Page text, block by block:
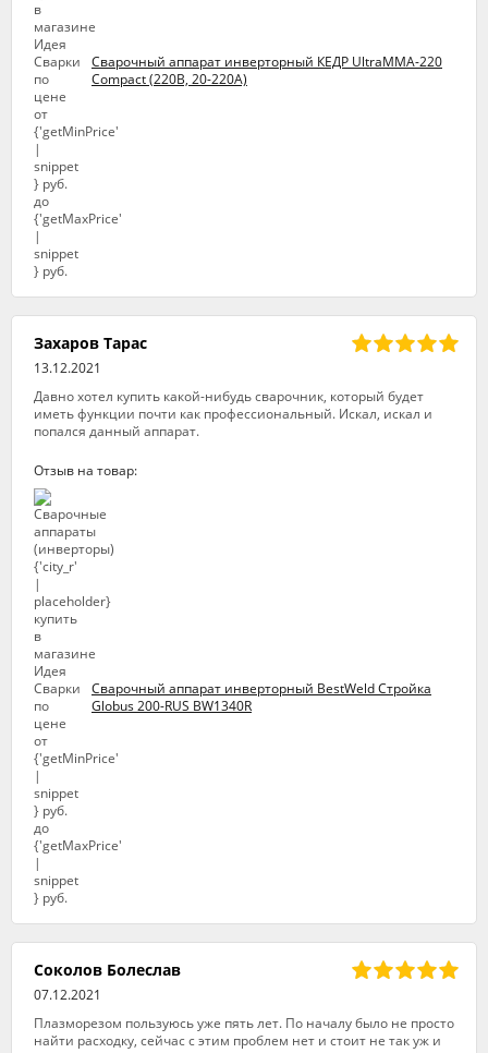
Сварочный аппарат инверторный КЕДР UltraMMA-220
Compact (220В, 20-220А)
Захаров Тарас
13.12.2021
Давно хотел купить какой-нибудь сварочник, который будет
иметь функции почти как профессиональный. Искал, искал и
попался данный аппарат.
Отзыв на товар:
Сварочный аппарат инверторный BestWeld Стройка
Globus 200-RUS BW1340R
Соколов Болеслав
07.12.2021
Плазморезом пользуюсь уже пять лет. По началу было не просто
найти расходку, сейчас с этим проблем нет и стоит не так уж и